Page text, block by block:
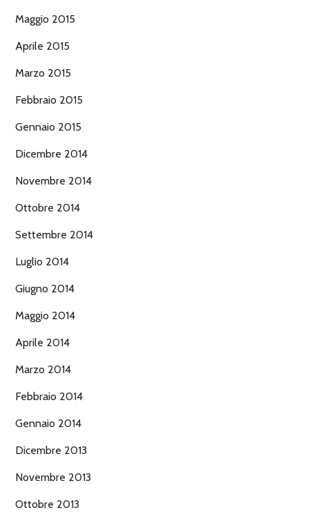
Maggio 2015
Aprile 2015
Marzo 2015
Febbraio 2015
Gennaio 2015
Dicembre 2014
Novembre 2014
Ottobre 2014
Settembre 2014
Luglio 2014
Giugno 2014
Maggio 2014
Aprile 2014
Marzo 2014
Febbraio 2014
Gennaio 2014
Dicembre 2013
Novembre 2013
Ottobre 2013